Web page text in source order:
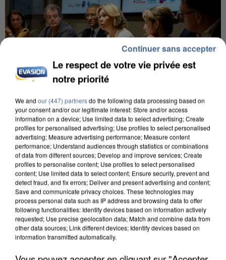
INCENDIES : L’ÎLE-DE-FRANCE LANCE UN ÉLAN
DE SOLIDARITÉ AVEC LES...
Le respect de votre vie privée est
notre priorité
We and our (447) partnersdo the following data processing based on
your consent and/or our legitimate interest: Store and/or access
information on a device; Use limited data to select advertising; Create
profiles for personalised advertising; Use profiles to select personalised
advertising; Measure advertising performance; Measure content
performance; Understand audiences through statistics or combinations
of data from different sources; Develop and improve services; Create
profiles to personalise content; Use profiles to select personalised
content; Use limited data to select content; Ensure security, prevent and
detect fraud, and fix errors; Deliver and present advertising and content;
Save and communicate privacy choices. These technologies may
process personal data such as IP address and browsing data to offer
following functionalities: Identify devices based on information actively
requested; Use precise geolocation data; Match and combine data from
other data sources; Link different devices; Identify devices based on
information transmitted automatically.
Continuer sans accepter